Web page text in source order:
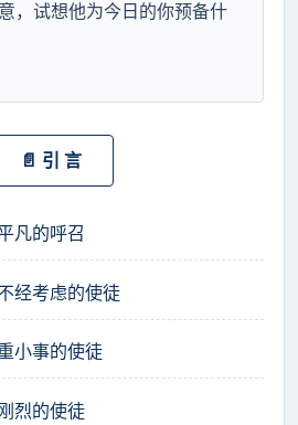
，试想他为今日的你预备什
📄 引 言
凡的呼召
经考虑的使徒
小事的使徒
烈的使徒